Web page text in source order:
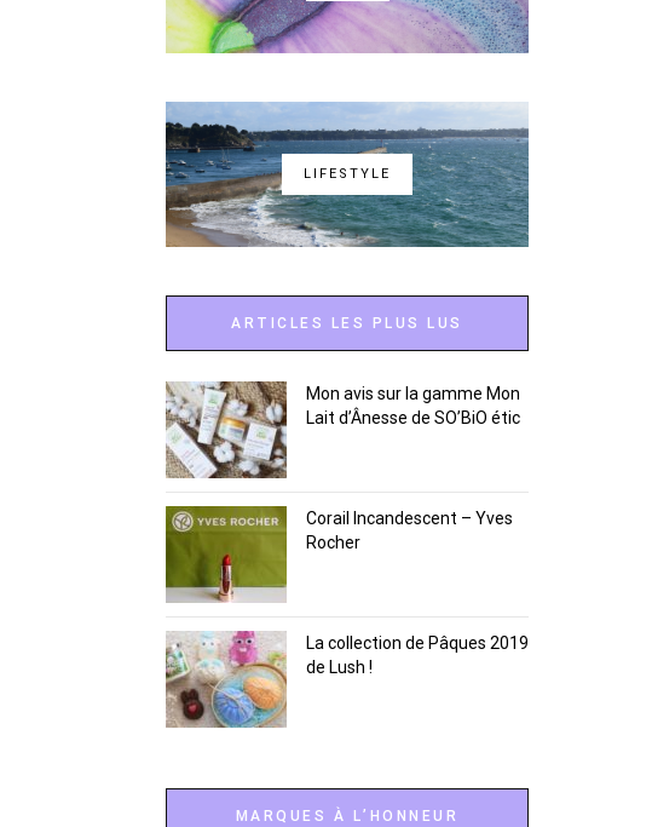
LIFESTYLE
ARTICLES LES PLUS LUS
Mon avis sur la gamme Mon
Lait d’Ânesse de SO’BiO étic
Corail Incandescent – Yves
Rocher
La collection de Pâques 2019
de Lush !
MARQUES À L’HONNEUR